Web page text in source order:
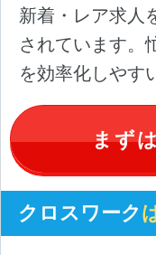
新着・レア求人
されています。
を効率化しやす
まず
クロスワーク